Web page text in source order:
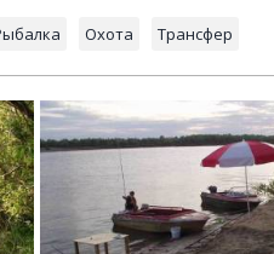
Охота Трансфер